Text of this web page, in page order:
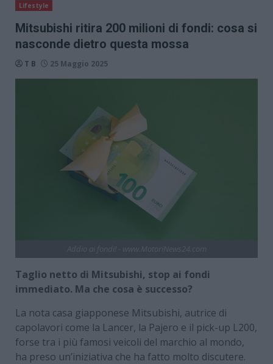
Lifestyle
Mitsubishi ritira 200 milioni di fondi: cosa si
nasconde dietro questa mossa
T B 25 Maggio 2025
Taglio netto di Mitsubishi, stop ai fondi
immediato. Ma che cosa è successo?
La nota casa giapponese Mitsubishi, autrice di
capolavori come la Lancer, la Pajero e il pick-up L200,
forse tra i più famosi veicoli del marchio al mondo,
ha preso un’iniziativa che ha fatto molto discutere.